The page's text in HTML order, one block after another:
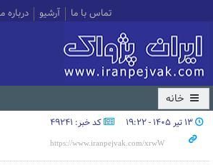
تماس با ما آرشیو درباره
خانه
۱۳ تیر ۱۴۰۵ - ۱۹:۲۲ کد خبر: 49241